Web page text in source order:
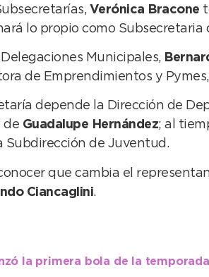
Verónica Bracone
lo propio como
Municipales,
de Emprendimientos y
depende la Dirección de
de Guadalupe Hernández; al
Subdirección de Juventud.
que cambia el
Ciancaglini.
la primera bola de la